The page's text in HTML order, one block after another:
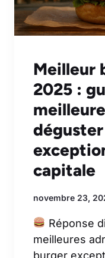
Meilleur
2025 :
capitale
novembre 23,
Réponse
meilleures
burger